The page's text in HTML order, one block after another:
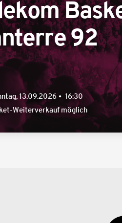
92
13.09.2026 16:30
Weiterverkauf möglich